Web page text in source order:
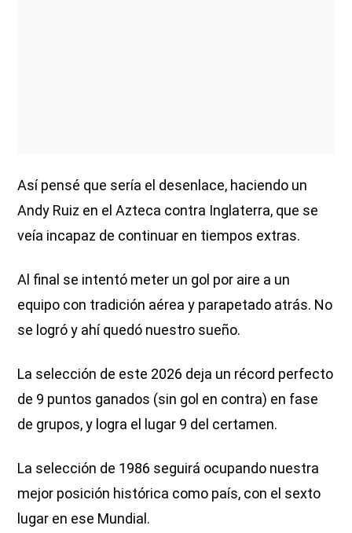
Así pensé que sería el desenlace, haciendo un
Andy Ruiz en el Azteca contra Inglaterra, que se
veía incapaz de continuar en tiempos extras.
Al final se intentó meter un gol por aire a un
equipo con tradición aérea y parapetado atrás. No
se logró y ahí quedó nuestro sueño.
La selección de este 2026 deja un récord perfecto
de 9 puntos ganados (sin gol en contra) en fase
de grupos, y logra el lugar 9 del certamen.
La selección de 1986 seguirá ocupando nuestra
mejor posición histórica como país, con el sexto
lugar en ese Mundial.